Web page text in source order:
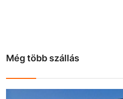
Még több szállás